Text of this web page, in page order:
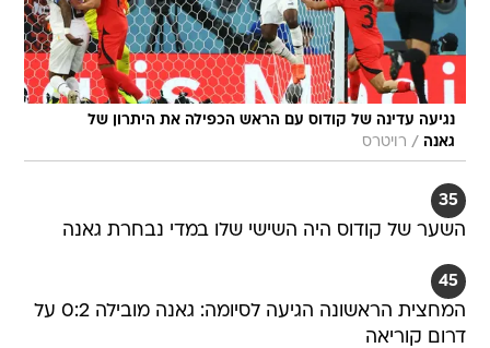
נגיעה עדינה של קודוס עם הראש הכפילה את היתרון של
גאנה / רויטרס
35
השער של קודוס היה השישי שלו במדי נבחרת גאנה
45
המחצית הראשונה הגיעה לסיומה: גאנה מובילה 0:2 על
דרום קוריאה